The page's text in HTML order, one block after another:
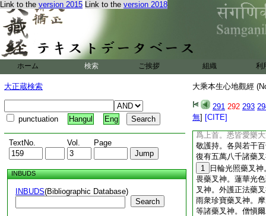
Link to the version 2015 Link to the version 2018
ホーム 検索 ご挨拶 組織 利
大正蔵検索
punctuation Hangul Eng
TextNo. Vol. Page
INBUDS
INBUDS(Bibliographic Database)
Search
大乘本生心地觀經
291 292 293
無] [CITE]
天子。常發大願天
梵天王而爲上首。
辯才。歴事諸佛三
座。破魔軍已證菩
天衆。善悟諸佛祕
復退轉。各與若干
復有四萬八千諸大
叉迦龍王。難陀龍
池龍王。大金面龍
珍寶龍王常澍甘雨
力自在龍王。如是
爲上首。悉皆愛樂
敬護持。各與若干
復有五萬八千諸藥
1
日輪光照藥叉
畏藥叉神。蓮華光
叉神。外護正法藥
雨衆珍寶藥叉神。
等諸藥叉神。僧愼